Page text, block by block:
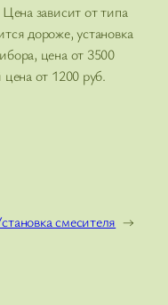
Цена зависит от типа
дороже, установка
цена от 3500
цена от 1200 руб.
смесителя →